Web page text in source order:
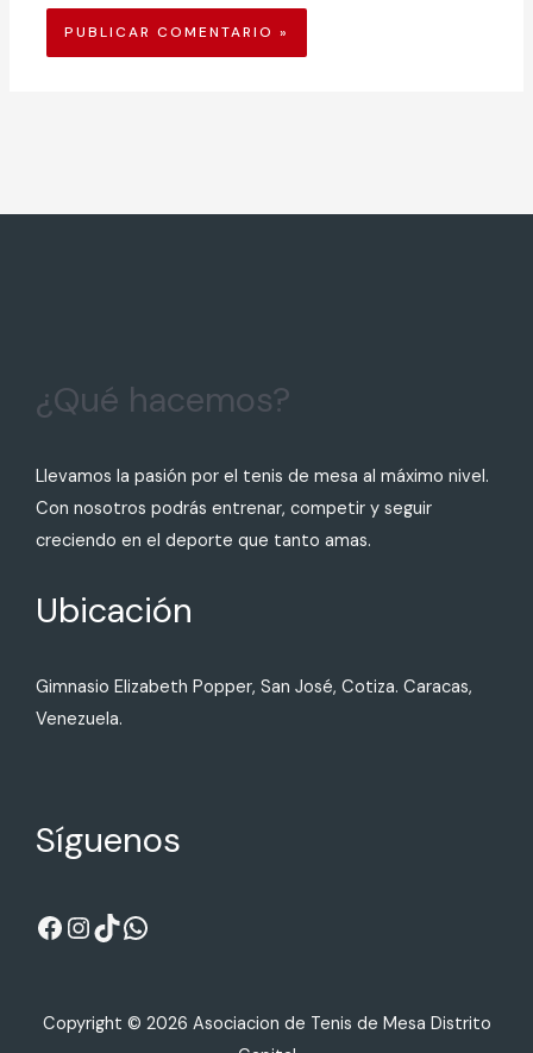
¿Qué hacemos?
Llevamos la pasión por el tenis de mesa al máximo nivel.
Con nosotros podrás entrenar, competir y seguir
creciendo en el deporte que tanto amas.
Ubicación
Gimnasio Elizabeth Popper, San José, Cotiza. Caracas,
Venezuela.
Síguenos
Copyright © 2026 Asociacion de Tenis de Mesa Distrito